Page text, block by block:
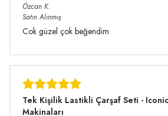
Özcan K.
Satın Alınmış
Cok güzel çok beğendim
Tek Kişilik Lastikli Çarşaf Seti -
Makinaları